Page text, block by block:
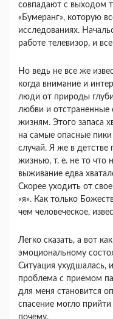
совпадают с выходом
«Бумеранг», которую
исследованиях.
работе те­левизор, и
Но ведь не все же
когда внимание и
люди от природы
любви и отстранен­ные
жизням. Этого запаса
на самые опасные
случай. Я же в детстве
жизнью, т. е. не то что
выживание едва
Скорее уходить от
«я». Как только
чем че­ловеческое,
Легко сказать, а вот
эмоциональному
Ситуация ухудшалась,
проблема с приемом
для меня становится
спасение могло
почему.